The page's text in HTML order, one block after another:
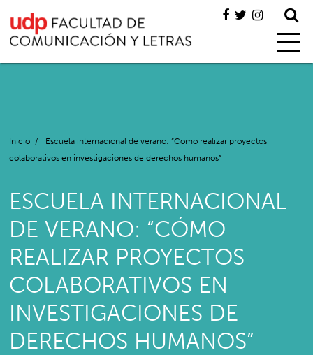
Inicio /
Escuela internacional de verano: “Cómo realizar proyectos
colaborativos en investigaciones de derechos humanos”
ESCUELA INTERNACIONAL
DE VERANO: “CÓMO
REALIZAR PROYECTOS
COLABORATIVOS EN
INVESTIGACIONES DE
DERECHOS HUMANOS”